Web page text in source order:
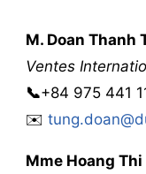
M. Doan Thanh
Ventes
📞+84 975 441
✉️
Mme Hoang